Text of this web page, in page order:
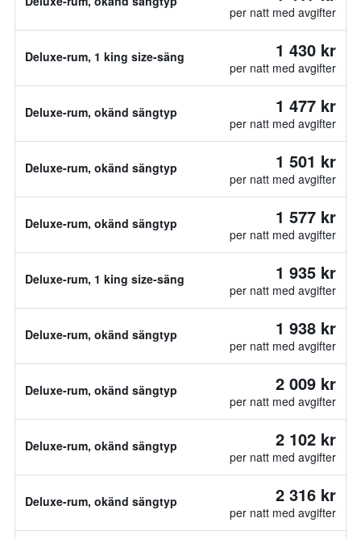
per natt med avgifter
Deluxe-rum, 1 king size-säng 1 430 kr
per natt med avgifter
Deluxe-rum, okänd sängtyp 1 477 kr
per natt med avgifter
Deluxe-rum, okänd sängtyp 1 501 kr
per natt med avgifter
Deluxe-rum, okänd sängtyp 1 577 kr
per natt med avgifter
Deluxe-rum, 1 king size-säng 1 935 kr
per natt med avgifter
Deluxe-rum, okänd sängtyp 1 938 kr
per natt med avgifter
Deluxe-rum, okänd sängtyp 2 009 kr
per natt med avgifter
Deluxe-rum, okänd sängtyp 2 102 kr
per natt med avgifter
Deluxe-rum, okänd sängtyp 2 316 kr
per natt med avgifter